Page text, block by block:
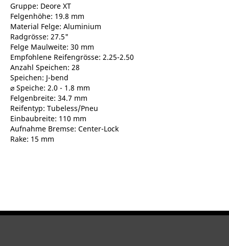
Gruppe: Deore XT
Felgenhöhe: 19.8 mm
Material Felge: Aluminium
Radgrösse: 27.5"
Felge Maulweite: 30 mm
Empfohlene Reifengrösse: 2.25-2.50
Anzahl Speichen: 28
Speichen: J-bend
⌀ Speiche: 2.0 - 1.8 mm
Felgenbreite: 34.7 mm
Reifentyp: Tubeless/Pneu
Einbaubreite: 110 mm
Aufnahme Bremse: Center-Lock
Rake: 15 mm